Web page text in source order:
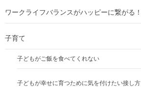
ワークライフバランスがハッピーに繋がる！
子育て
子どもがご飯を食べてくれない
子どもが幸せに育つために気を付けたい接し方